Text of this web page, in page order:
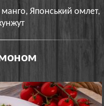
манго, Японський омлет,